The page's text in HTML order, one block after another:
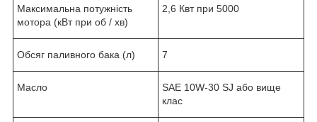
Максимальна потужність
мотора (кВт при об / хв)
2,6 Квт при 5000
Обсяг паливного бака (л) 7
Масло
SAE 10W-30 SJ або вище
клас